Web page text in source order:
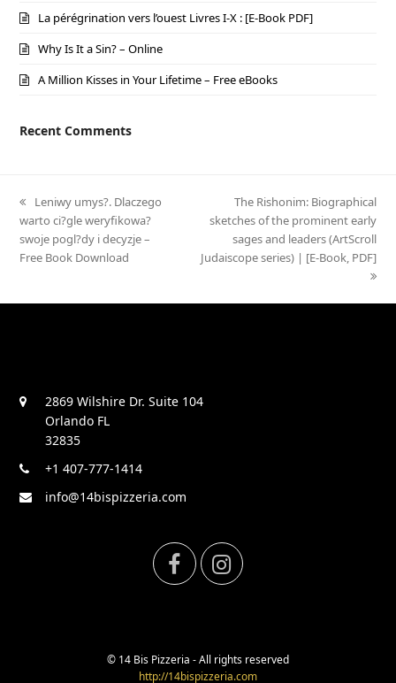
La pérégrination vers l’ouest Livres I-X : [E-Book PDF]
Why Is It a Sin? – Online
A Million Kisses in Your Lifetime – Free eBooks
Recent Comments
previous
post:
Leniwy umys?. Dlaczego
warto ci?gle weryfikowa?
swoje pogl?dy i decyzje –
Free Book Download
next
post:
The Rishonim: Biographical
sketches of the prominent early
sages and leaders (ArtScroll
Judaiscope series) | [E-Book, PDF]
2869 Wilshire Dr. Suite 104
Orlando FL
32835
+1 407-777-1414
info@14bispizzeria.com
F
© 14 Bis Pizzeria - All rights reserved
http://14bispizzeria.com